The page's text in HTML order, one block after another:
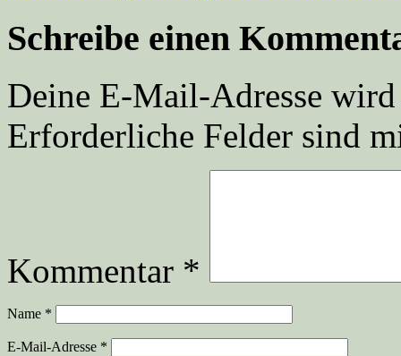
Schreibe einen
Deine E-Mail-Adresse
Erforderliche Felder sind
Kommentar *
Name *
E-Mail-Adresse *